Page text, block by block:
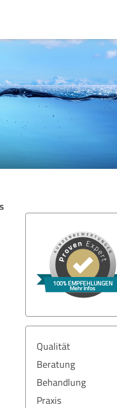
Qualität
Beratung
Behandlung
Praxis